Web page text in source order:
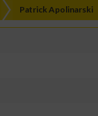
Patrick Apolinarski